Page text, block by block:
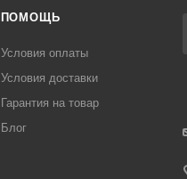
ПОМОЩЬ
Условия оплаты
Условия доставки
Гарантия на товар
Блог